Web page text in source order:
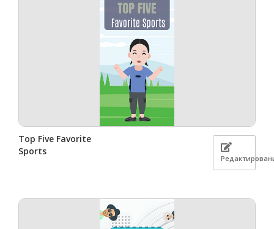
Top Five Favorite
Sports